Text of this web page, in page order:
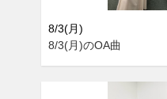
8/3(月)
8/3(月)のOA曲